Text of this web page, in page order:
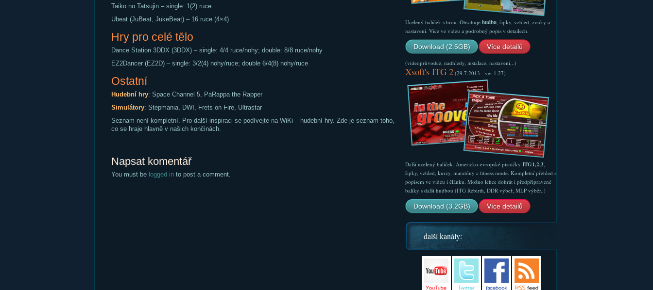
Taiko no Tatsujin – single: 1(2) ruce
Ubeat (JuBeat, JukeBeat) – 16 ruce (4×4)
Hry pro celé tělo
Dance Station 3DDX (3DDX) – single: 4/4 ruce/nohy; double: 8/8 ruce/nohy
EZ2Dancer (EZ2D) – single: 3/2(4) nohy/ruce; double 6/4(8) nohy/ruce
Ostatní
Hudební hry: Space Channel 5, PaRappa the Rapper
Simulátory: Stepmania, DWI, Frets on Fire, Ultrastar
Seznam není kompletní. Pro další inspiraci se podívejte na WiKi – hudební hry. Zde je seznam toho,
co se hraje hlavně v našich končinách.
Napsat komentář
You must be logged into post a comment.
Ucelený balíček s hrou. Obsahuje hudbu, šipky, vzhled, zvuky a
nastavení. Více ve videu a podrobný popis v detailech.
Download (2.6GB) Více detailů
(videoprůvodce, nadhledy, instalace, nastavení,..)
Xsoft's ITG 2(29.7.2013 - ver 1.27)
Další ucelený balíček. Americko-evropské písničky ITG1,2,3,
šipky, vzhled, kurzy, maratóny a fitness mode. Kompletní přehled s
popisem ve videu i článku. Možno lehce dohrát i předpřipravené
balíky s další hudbou (ITG Rebirth, DDR výbeř, MLP výběr..)
Download (3.2GB) Více detailů
další kanály: